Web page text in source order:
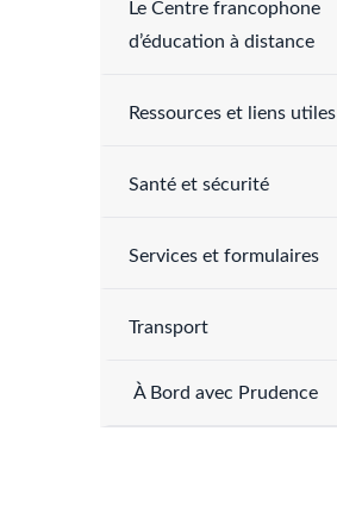
Le Centre francophone
d’éducation à distance
Ressources et liens utiles
Santé et sécurité
Services et formulaires
Transport
À Bord avec Prudence